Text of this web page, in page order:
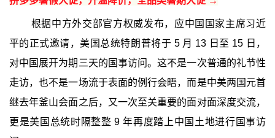
根据中方外交部官方权威发布，应中国国家主席习近
平的正式邀请，美国总统特朗普将于 5 月 13 日至 15 日，
对中国展开为期三天的国事访问。这不是一次普通的礼节性
走访，也不是一场流于表面的例行会晤，而是中美两国元首
继去年釜山会面之后，又一次至关重要的面对面深度交流，
更是美国总统时隔整整 9 年再度踏上中国土地进行国事访